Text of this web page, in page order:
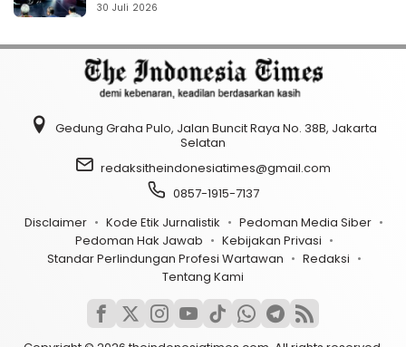
30 Juli 2026
Gedung Graha Pulo, Jalan Buncit Raya No. 38B, Jakarta
Selatan
redaksitheindonesiatimes@gmail.com
0857-1915-7137
Disclaimer
Kode Etik Jurnalistik
Pedoman Media Siber
Pedoman Hak Jawab
Kebijakan Privasi
Standar Perlindungan Profesi Wartawan
Redaksi
Tentang Kami